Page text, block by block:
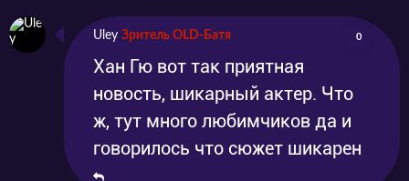
Uley Зритель OLD-Батя 0
Хан Гю вот так приятная
новость, шикарный актер. Что
ж, тут много любимчиков да и
говорилось что сюжет шикарен